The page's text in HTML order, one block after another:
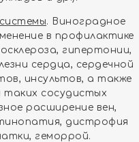
. Виноградное
в профилактике
гипертонии,
сердца, сердечной
инсультов, а также
таких сосудистых
расширение вен,
дистрофия
геморрой.